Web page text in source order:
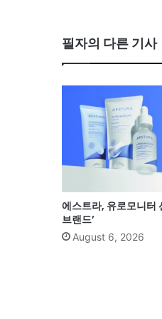
필자의 다른 기사
에스트라, 유로모니터
브랜드’
August 6, 2026